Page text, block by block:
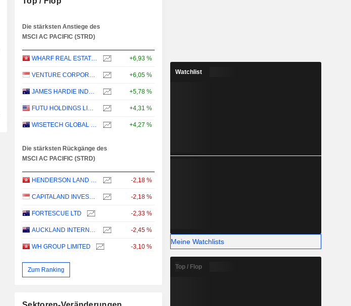
Die stärksten Anstiege des
MSCI AC PACIFIC (STRD)
WHARF REAL ESTATE INVESTMENT COMPANY LIMITED +6,93 %
VENTURE CORPORATION LIMITED +6,05 %
JAMES HARDIE INDUSTRIES PLC +5,78 %
FUTU HOLDINGS LIMITED +4,31 %
WISETECH GLOBAL LIMITED +4,27 %
Die stärksten Rückgänge des
MSCI AC PACIFIC (STRD)
HENDERSON LAND DEVELOPMENT COMPANY LIMITED -2,18 %
CAPITALAND INVESTMENT LIMITED -2,18 %
FORTESCUE LTD -2,33 %
AUCKLAND INTERNATIONAL AIRPORT LIMITED -2,45 %
WH GROUP LIMITED -3,10 %
Zum Ranking
Watchlist
Meine Watchlists
Top / Flop